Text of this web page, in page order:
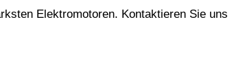
Elektromotoren. Kontaktieren Sie uns